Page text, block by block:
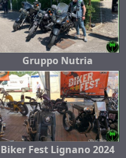
Gruppo Nutria
Biker Fest Lignano 2024